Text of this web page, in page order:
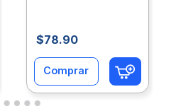
$78.90
Comprar